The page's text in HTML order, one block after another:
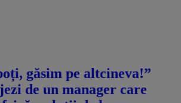
găsim pe altcineva!”
de un manager care